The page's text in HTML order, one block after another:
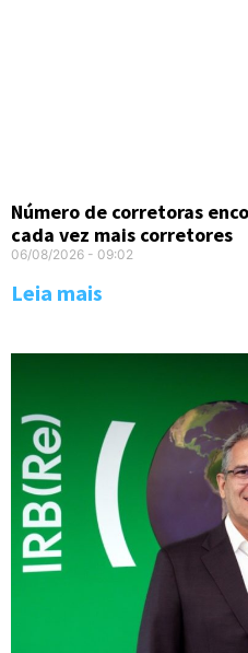
Número de corretoras
cada vez mais corretores
06/08/2026 09:02
Leia mais